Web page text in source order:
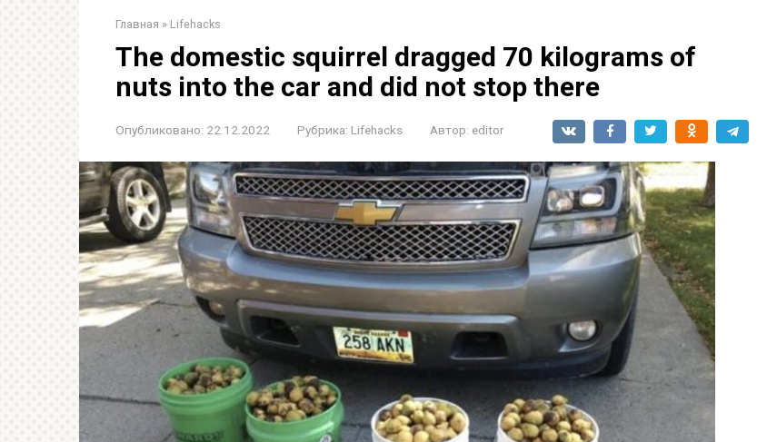
Главная » Lifehacks
The domestic squirrel dragged 70 kilograms of
nuts into the car and did not stop there
Опубликовано: 22.12.2022 Рубрика: Lifehacks Автор: editor